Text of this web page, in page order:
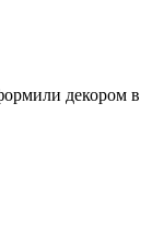
декором в